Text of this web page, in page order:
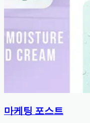
마케팅 포스트